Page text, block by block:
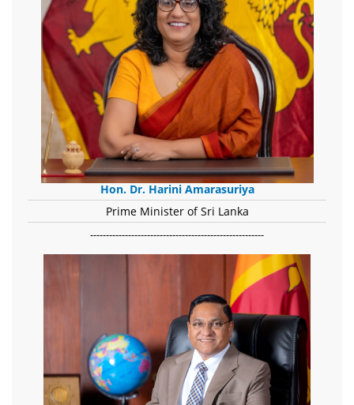
Hon. Dr. Harini Amarasuriya
Prime Minister of Sri Lanka
-------------------------------------------------------